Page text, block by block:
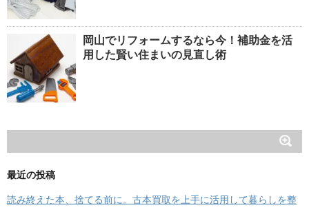
岡山でリフォームするなら今！補助金を活
用した賢い住まいの見直し術
最近の投稿
読み終えた本、捨てる前に。古本買取を上手に活用して暮らしを整